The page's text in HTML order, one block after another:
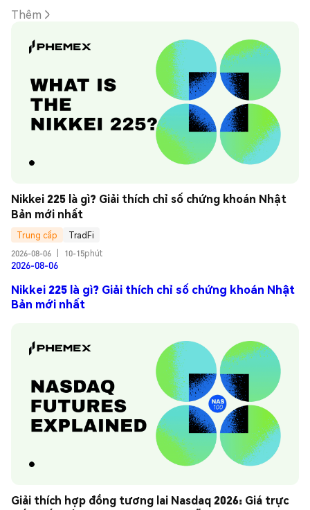
Thêm
Nikkei 225 là gì? Giải thích chỉ số chứng khoán Nhật
Bản mới nhất
Trung cấp
TradFi
2026-08-06
10-15phút
2026-08-06
Nikkei 225 là gì? Giải thích chỉ số chứng khoán Nhật
Bản mới nhất
Giải thích hợp đồng tương lai Nasdaq 2026: Giá trực